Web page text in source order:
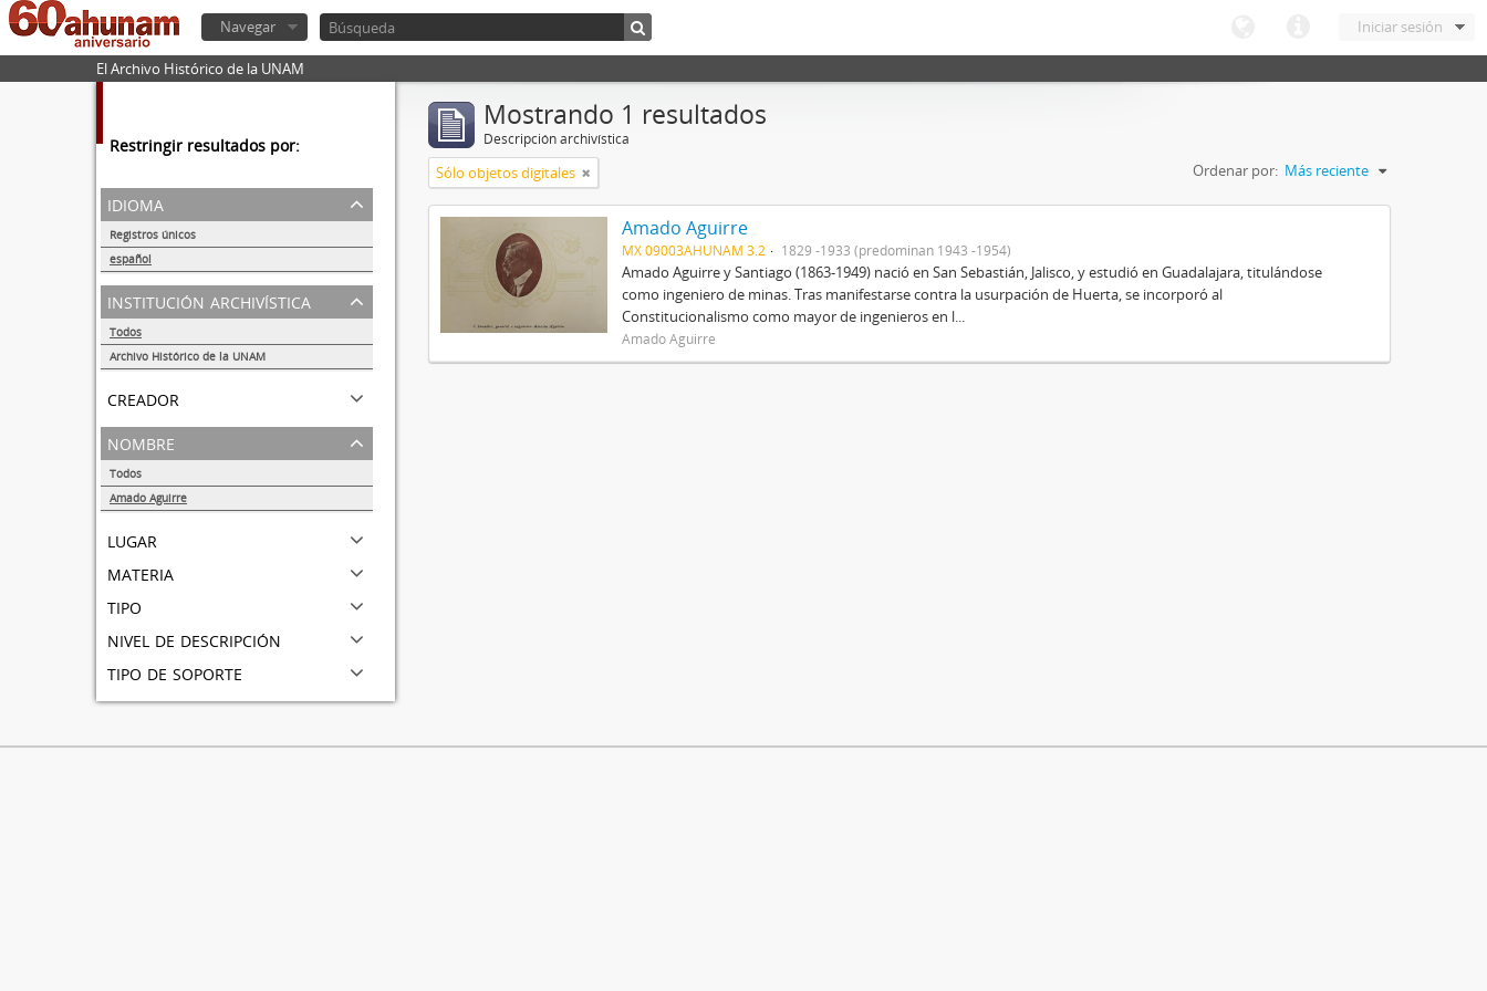
Iniciar sesión
Navegar
El Archivo Histórico de la UNAM
Restringir resultados por:
idioma
Registros únicos
español
1
institución archivística
Todos
Archivo Histórico de la UNAM
creador
nombre
Todos
Amado Aguirre
lugar
materia
tipo
nivel de descripción
tipo de soporte
Mostrando 1 resultados
Descripción archivística
Sólo objetos digitales Ordenar por: Más reciente
Amado Aguirre
MX 09003AHUNAM 3.2 1829 -1933 (predominan 1943 -1954)
Amado Aguirre y Santiago (1863-1949) nació en San Sebastián, Jalisco, y estudió en Guadalajara, titulándose
como ingeniero de minas. Tras manifestarse contra la usurpación de Huerta, se incorporó al
Constitucionalismo como mayor de ingenieros en l...
Amado Aguirre